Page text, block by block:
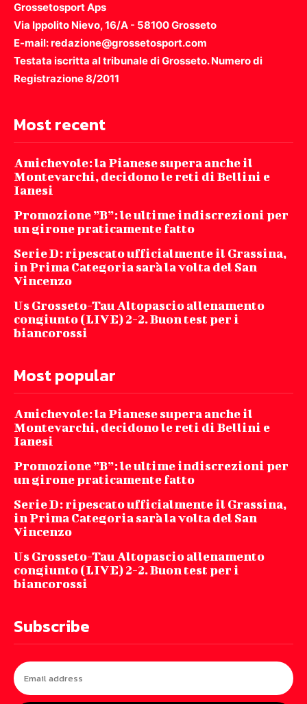
Grossetosport Aps
Via Ippolito Nievo, 16/A - 58100 Grosseto
E-mail: redazione@grossetosport.com
Testata iscritta al tribunale di Grosseto. Numero di
Registrazione 8/2011
Most recent
Amichevole: la Pianese supera anche il
Montevarchi, decidono le reti di Bellini e
Ianesi
Promozione ”B”: le ultime indiscrezioni per
un girone praticamente fatto
Serie D: ripescato ufficialmente il Grassina,
in Prima Categoria sarà la volta del San
Vincenzo
Us Grosseto-Tau Altopascio allenamento
congiunto (LIVE) 2-2. Buon test per i
biancorossi
Most popular
Amichevole: la Pianese supera anche il
Montevarchi, decidono le reti di Bellini e
Ianesi
Promozione ”B”: le ultime indiscrezioni per
un girone praticamente fatto
Serie D: ripescato ufficialmente il Grassina,
in Prima Categoria sarà la volta del San
Vincenzo
Us Grosseto-Tau Altopascio allenamento
congiunto (LIVE) 2-2. Buon test per i
biancorossi
Subscribe